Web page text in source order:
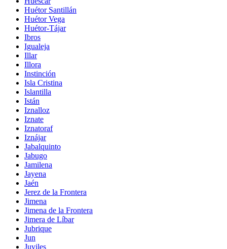
Huétor Santillán
Huétor Vega
Huétor-Tájar
Ibros
Igualeja
Illar
Illora
Instinción
Isla Cristina
Islantilla
Istán
Iznalloz
Iznate
Iznatoraf
Iznájar
Jabalquinto
Jabugo
Jamilena
Jayena
Jaén
Jerez de la Frontera
Jimena
Jimena de la Frontera
Jimera de Líbar
Jubrique
Jun
Juviles